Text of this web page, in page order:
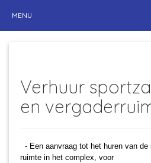
MENU
Verhuur
en
- Een aanvraag tot het huren van de
ruimte in het complex, voor